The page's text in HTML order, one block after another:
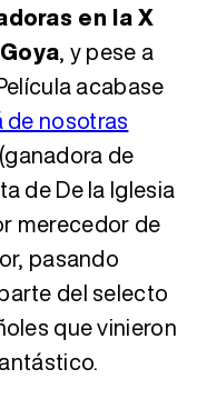
en la X
, y pese a
acabase
de nosotras
de
de De la Iglesia
merecedor de
pasando
del selecto
que vinieron